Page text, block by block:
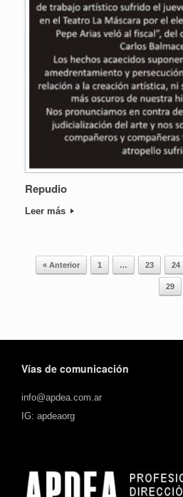
Repudio
Leer más
Navegador de artículos
« Anterior 1 … 23 24
29
Vías de comunicación
info@apdea.com.ar
IG: apdeaorg